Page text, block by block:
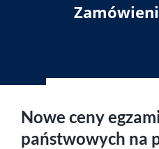
Nowe ceny
państwowych na